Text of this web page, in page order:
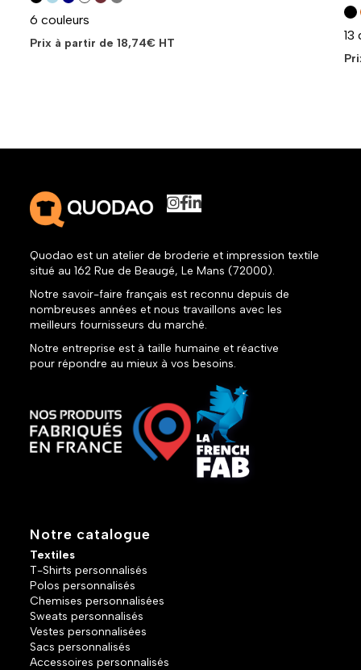
6 couleurs
Prix à partir de 18,74€ HT
13
Quodao est un atelier de broderie et impression textile
situé au 162 Rue de Beaugé, Le Mans (72000).
Notre savoir-faire français est reconnu depuis de
nombreuses années et nous travaillons avec les
meilleurs fournisseurs du marché.
Notre entreprise est à taille humaine et réactive
pour répondre au mieux à vos besoins.
Notre catalogue
Textiles
T-Shirts personnalisés
Polos personnalisés
Chemises personnalisées
Sweats personnalisés
Vestes personnalisées
Sacs personnalisés
Accessoires personnalisés